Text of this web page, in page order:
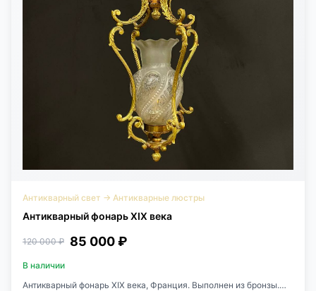
Антикварный свет → Антикварные люстры
Антикварный фонарь XIX века
120 000 ₽ 85 000 ₽
В наличии
Антикварный фонарь XIX века, Франция. Выполнен из бронзы.